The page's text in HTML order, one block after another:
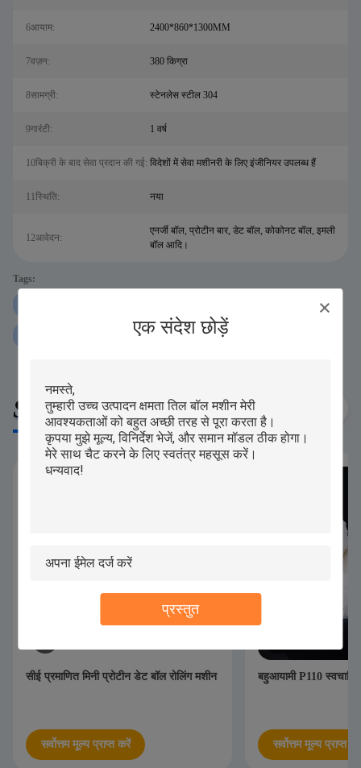
एक संदेश छोड़ें
प्रस्तुत
6आयाम: 2400*860*1300MM
7वज़न: 380 किग्रा
8सामग्री: स्टेनलेस स्टील 304
9गारंटी: 1 वर्ष
10बिक्री के बाद सेवा प्रदान की गई: विदेशों में सेवा मशीनरी के लिए इंजीनियर उपलब्ध हैं
11स्थिति: नया
12आवेदन:
एनर्जी बॉल, प्रोटीन बार, डेट बॉल, कोकोनट बॉल, इमली
बॉल आदि।
Tags:
Similar Products
सीई प्रमाणित मिनी प्रोटीन डेट बॉल रोलिंग मशीन
सर्वोत्तम मूल्य प्राप्त करें
बहुआयामी P110
सर्वोत्तम मूल्य प्राप्त